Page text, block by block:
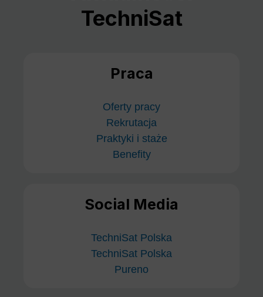
TechniSat
Praca
Oferty pracy
Rekrutacja
Praktyki i staże
Benefity
Social Media
TechniSat Polska
TechniSat Polska
Pureno